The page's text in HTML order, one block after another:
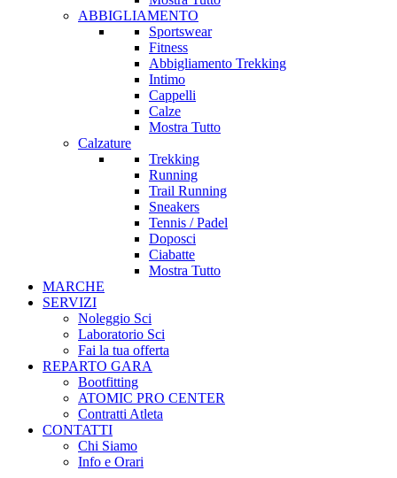
ABBIGLIAMENTO
Sportswear
Fitness
Abbigliamento Trekking
Intimo
Cappelli
Calze
Mostra Tutto
Calzature
Trekking
Running
Trail Running
Sneakers
Tennis / Padel
Doposci
Ciabatte
Mostra Tutto
MARCHE
SERVIZI
Noleggio Sci
Laboratorio Sci
Fai la tua offerta
REPARTO GARA
Bootfitting
ATOMIC PRO CENTER
Contratti Atleta
CONTATTI
Chi Siamo
Info e Orari